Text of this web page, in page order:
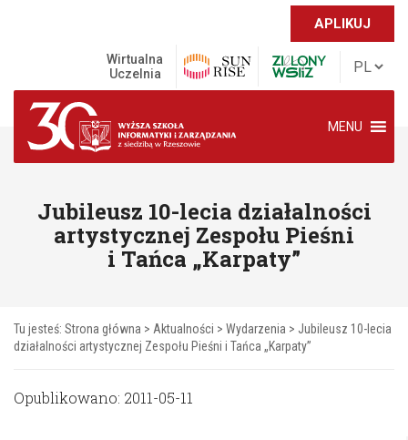
APLIKUJ
Wirtualna
Uczelnia
MENU
Jubileusz 10-lecia działalności
artystycznej Zespołu Pieśni
i Tańca „Karpaty”
Tu jesteś: Strona główna > Aktualności > Wydarzenia > Jubileusz 10-lecia
działalności artystycznej Zespołu Pieśni i Tańca „Karpaty”
Opublikowano: 2011-05-11